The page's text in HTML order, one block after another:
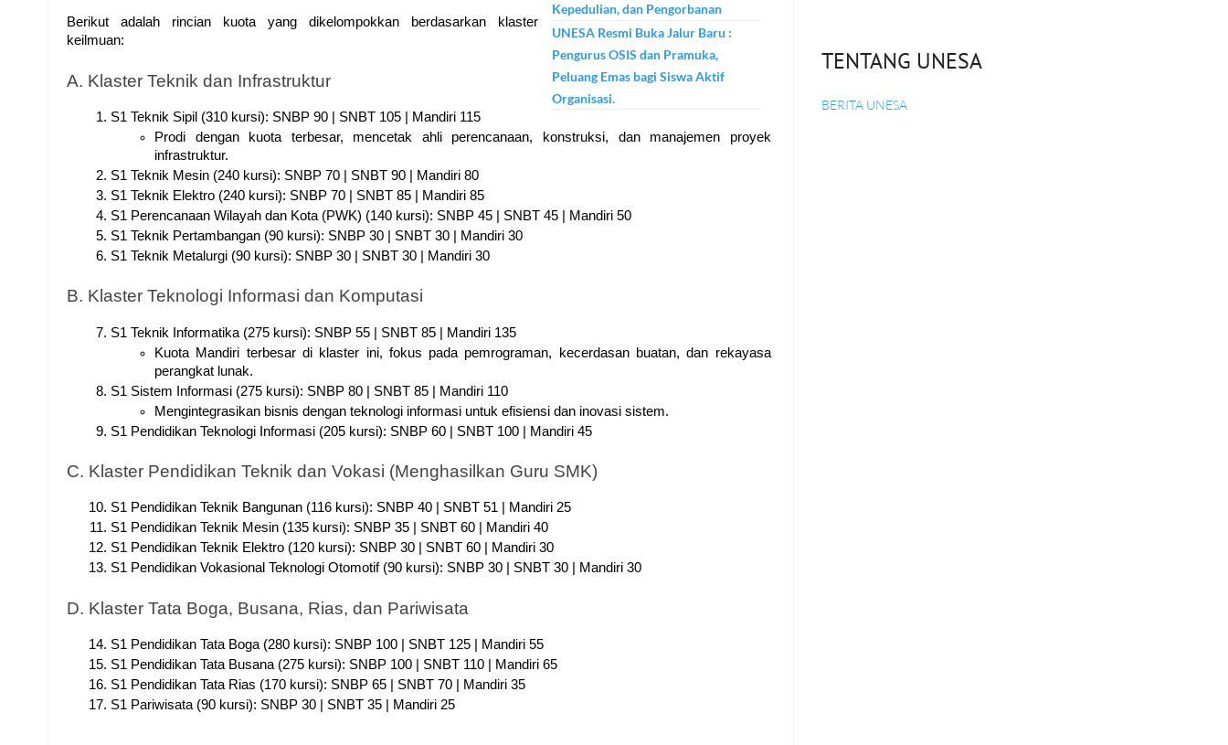
Kepedulian, dan Pengorbanan
UNESA Resmi Buka Jalur Baru :
Pengurus OSIS dan Pramuka,
Peluang Emas bagi Siswa Aktif
Organisasi.
Berikut adalah rincian kuota yang dikelompokkan berdasarkan klaster
keilmuan:
A. Klaster Teknik dan Infrastruktur
S1 Teknik Sipil (310 kursi): SNBP 90 | SNBT 105 | Mandiri 115
Prodi dengan kuota terbesar, mencetak ahli perencanaan, konstruksi, dan manajemen proyek
infrastruktur.
S1 Teknik Mesin (240 kursi): SNBP 70 | SNBT 90 | Mandiri 80
S1 Teknik Elektro (240 kursi): SNBP 70 | SNBT 85 | Mandiri 85
S1 Perencanaan Wilayah dan Kota (PWK) (140 kursi): SNBP 45 | SNBT 45 | Mandiri 50
S1 Teknik Pertambangan (90 kursi): SNBP 30 | SNBT 30 | Mandiri 30
S1 Teknik Metalurgi (90 kursi): SNBP 30 | SNBT 30 | Mandiri 30
B. Klaster Teknologi Informasi dan Komputasi
S1 Teknik Informatika (275 kursi): SNBP 55 | SNBT 85 | Mandiri 135
Kuota Mandiri terbesar di klaster ini, fokus pada pemrograman, kecerdasan buatan, dan rekayasa
perangkat lunak.
S1 Sistem Informasi (275 kursi): SNBP 80 | SNBT 85 | Mandiri 110
Mengintegrasikan bisnis dengan teknologi informasi untuk efisiensi dan inovasi sistem.
S1 Pendidikan Teknologi Informasi (205 kursi): SNBP 60 | SNBT 100 | Mandiri 45
C. Klaster Pendidikan Teknik dan Vokasi (Menghasilkan Guru SMK)
S1 Pendidikan Teknik Bangunan (116 kursi): SNBP 40 | SNBT 51 | Mandiri 25
S1 Pendidikan Teknik Mesin (135 kursi): SNBP 35 | SNBT 60 | Mandiri 40
S1 Pendidikan Teknik Elektro (120 kursi): SNBP 30 | SNBT 60 | Mandiri 30
S1 Pendidikan Vokasional Teknologi Otomotif (90 kursi): SNBP 30 | SNBT 30 | Mandiri 30
D. Klaster Tata Boga, Busana, Rias, dan Pariwisata
S1 Pendidikan Tata Boga (280 kursi): SNBP 100 | SNBT 125 | Mandiri 55
S1 Pendidikan Tata Busana (275 kursi): SNBP 100 | SNBT 110 | Mandiri 65
S1 Pendidikan Tata Rias (170 kursi): SNBP 65 | SNBT 70 | Mandiri 35
S1 Pariwisata (90 kursi): SNBP 30 | SNBT 35 | Mandiri 25
TENTANG UNESA
BERITA UNESA